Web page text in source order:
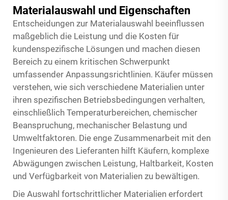
Materialauswahl und Eigenschaften
Entscheidungen zur Materialauswahl beeinflussen
maßgeblich die Leistung und die Kosten für
kundenspezifische Lösungen und machen diesen
Bereich zu einem kritischen Schwerpunkt
umfassender Anpassungsrichtlinien. Käufer müssen
verstehen, wie sich verschiedene Materialien unter
ihren spezifischen Betriebsbedingungen verhalten,
einschließlich Temperaturbereichen, chemischer
Beanspruchung, mechanischer Belastung und
Umweltfaktoren. Die enge Zusammenarbeit mit den
Ingenieuren des Lieferanten hilft Käufern, komplexe
Abwägungen zwischen Leistung, Haltbarkeit, Kosten
und Verfügbarkeit von Materialien zu bewältigen.
Die Auswahl fortschrittlicher Materialien erfordert